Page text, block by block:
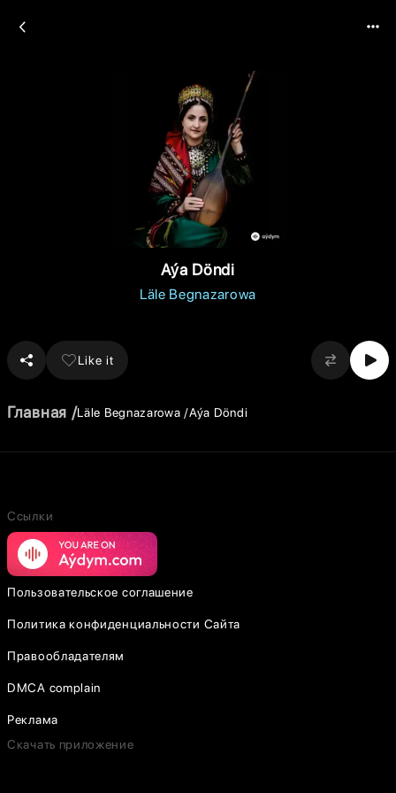
Aýa Döndi
Läle Begnazarowa
Like it
Главная Läle Begnazarowa Aýa Döndi
Ссылки
Пользовательское соглашение
Политика конфиденциальности Сайта
Правообладателям
DMCA complain
Реклама
Скачать приложение